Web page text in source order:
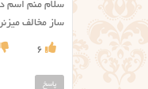
سلام منم اسم
ساز مخالف
6
پاسخ